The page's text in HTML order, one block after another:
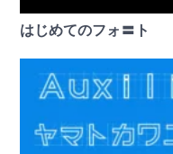
はじめてのフォ〓ト